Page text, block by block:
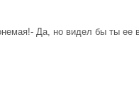
Да, но видел бы ты ее